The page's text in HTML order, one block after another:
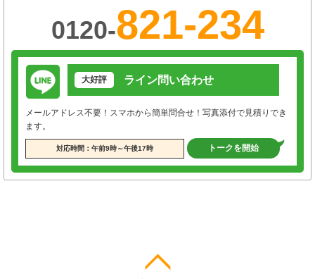
0120-821-234
大好評 ライン問い合わせ
メールアドレス不要！スマホから簡単問合せ！写真添付で見積りでき
ます。
対応時間：午前9時～午後17時 トークを開始